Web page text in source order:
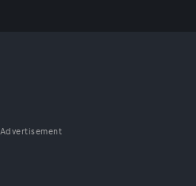
Advertisement